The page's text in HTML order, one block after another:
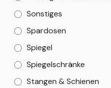
Sonstiges
Spardosen
Spiegel
Spiegelschränke
Stangen & Schienen